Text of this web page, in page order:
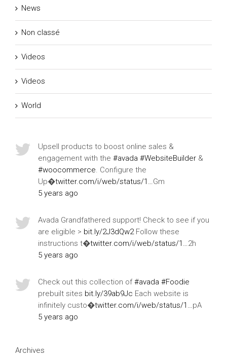
News
Non classé
Videos
Videos
World
Upsell products to boost online sales &
engagement with the #avada #WebsiteBuilder &
#woocommerce. Configure the
Up�twitter.com/i/web/status/1…Gm
5 years ago
Avada Grandfathered support! Check to see if you
are eligible > bit.ly/2J3dQw2Follow these
instructions t�twitter.com/i/web/status/1…2h
5 years ago
Check out this collection of#avada #Foodie
prebuilt sites bit.ly/39ab9Jc Each website is
infinitely custo�twitter.com/i/web/status/1…pA
5 years ago
Archives